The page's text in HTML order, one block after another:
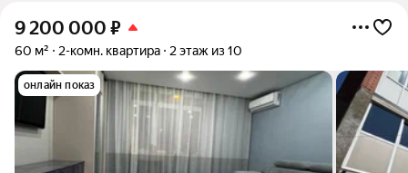
9 200 000 ₽
60 м² 2-комн. квартира 2 этаж из 10
онлайн показ